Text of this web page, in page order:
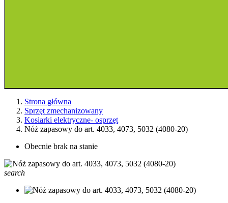
Strona główna
Sprzęt zmechanizowany
Kosiarki elektryczne- osprzęt
Nóż zapasowy do art. 4033, 4073, 5032 (4080-20)
Obecnie brak na stanie
search